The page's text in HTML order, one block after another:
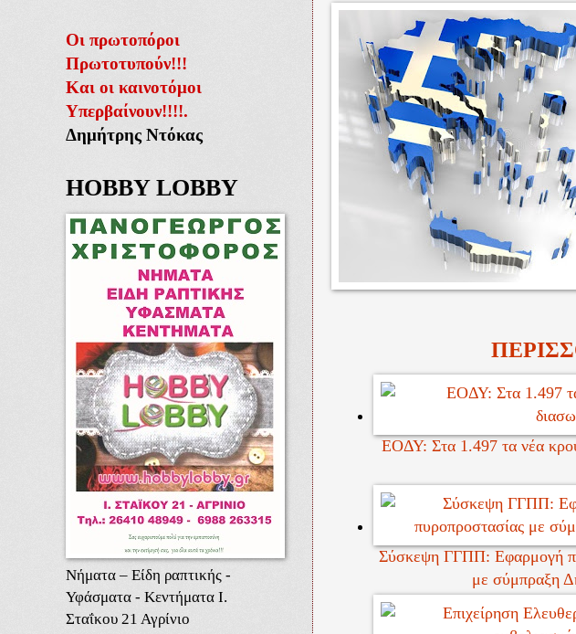
ΕΟΔΥ: Στα 1.497 τα νέα
Σύσκεψη ΓΓΠΠ: Eφαρμογή
με σύμπραξη
Οι πρωτοπόροι
Πρωτοτυπούν!!!
Και οι καινοτόμοι
Υπερβαίνουν!!!!.
Δημήτρης Ντόκας
HOBBY LOBBY
Νήματα – Είδη ραπτικής -
Υφάσματα - Κεντήματα Ι.
Σταΐκου 21 Αγρίνιο